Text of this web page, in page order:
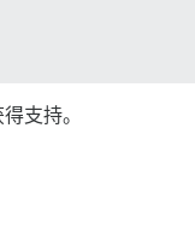
支持。